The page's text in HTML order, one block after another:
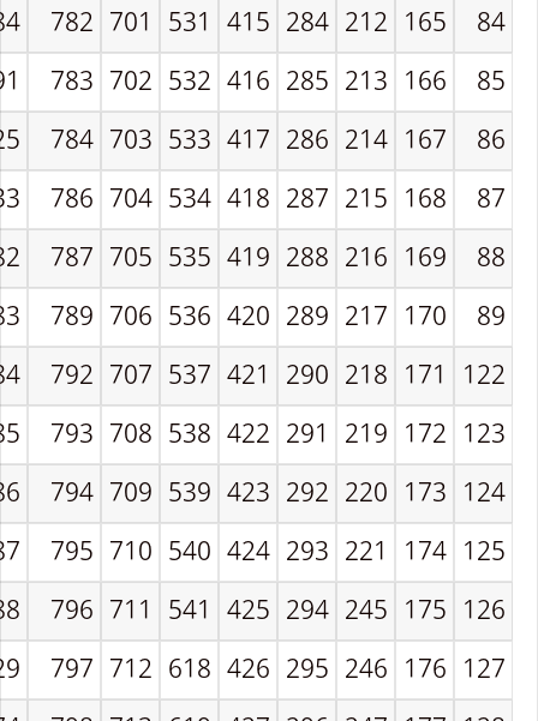
84
165
212
284
415
531
701
782
85
166
213
285
416
532
702
783
86
167
214
286
417
533
703
784
87
168
215
287
418
534
704
786
88
169
216
288
419
535
705
787
89
170
217
289
420
536
706
789
122
171
218
290
421
537
707
792
123
172
219
291
422
538
708
793
124
173
220
292
423
539
709
794
125
174
221
293
424
540
710
795
126
175
245
294
425
541
711
796
127
176
246
295
426
618
712
797